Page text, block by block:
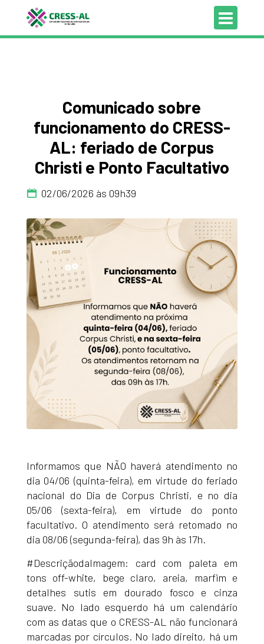
Comunicado sobre
funcionamento do CRESS-
AL: feriado de Corpus
Christi e Ponto Facultativo
02/06/2026 às 09h39
Informamos que NÃO haverá atendimento no
dia 04/06 (quinta-feira), em virtude do feriado
nacional do Dia de Corpus Christi, e no dia
05/06 (sexta-feira), em virtude do ponto
facultativo. O atendimento será retomado no
dia 08/06 (segunda-feira), das 9h às 17h.
#DescriçãodaImagem: card com paleta em
tons off-white, bege claro, areia, marfim e
detalhes sutis em dourado fosco e cinza
suave. No lado esquerdo há um calendário
com as datas que o CRESS-AL não funcionará
marcadas por círculos. No lado direito, há um